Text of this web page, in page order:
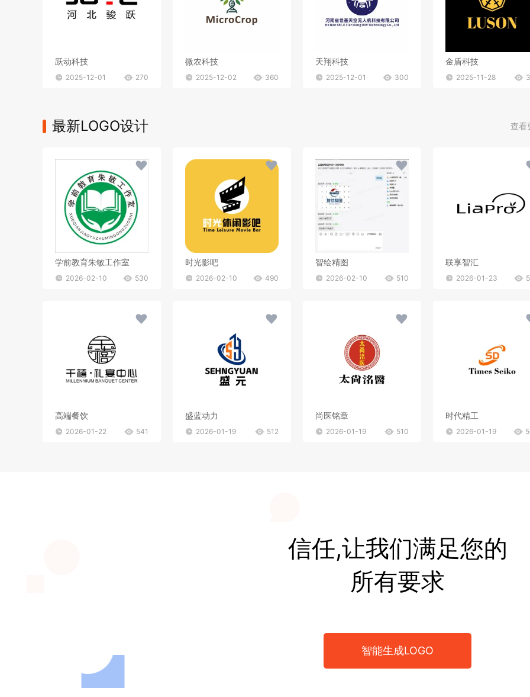
跃动科技
2025-12-01 270
微农科技
2025-12-02 360
天翔科技
2025-12-01 300
金盾科技
2025-11-28
最新LOGO设计 查看
学前教育朱敏工作室
2026-02-10 530
时光影吧
2026-02-10 490
智绘精图
2026-02-10 510
联享智汇
2026-01-23
高端餐饮
2026-01-22 541
盛蓝动力
2026-01-19 512
尚医铭章
2026-01-19 510
时代精工
2026-01-19
信任,让我们满足您的
所有要求
智能生成LOGO